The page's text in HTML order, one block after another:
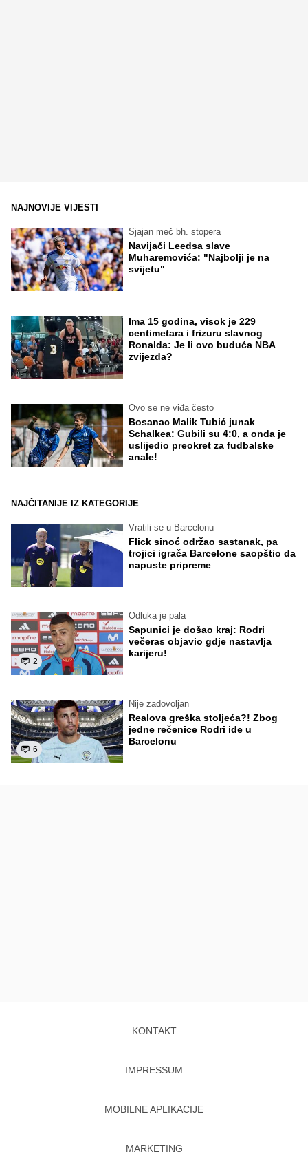
NAJNOVIJE VIJESTI
Sjajan meč bh. stopera
Navijači Leedsa slave
Muharemovića: "Najbolji je na
svijetu"
Ima 15 godina, visok je 229
centimetara i frizuru slavnog
Ronalda: Je li ovo buduća NBA
zvijezda?
Ovo se ne viđa često
Bosanac Malik Tubić junak
Schalkea: Gubili su 4:0, a onda je
uslijedio preokret za fudbalske
anale!
NAJČITANIJE IZ KATEGORIJE
Vratili se u Barcelonu
Flick sinoć održao sastanak, pa
trojici igrača Barcelone saopštio da
napuste pripreme
2
Odluka je pala
Sapunici je došao kraj: Rodri
večeras objavio gdje nastavlja
karijeru!
6
Nije zadovoljan
Realova greška stoljeća?! Zbog
jedne rečenice Rodri ide u
Barcelonu
KONTAKT
IMPRESSUM
MOBILNE APLIKACIJE
MARKETING